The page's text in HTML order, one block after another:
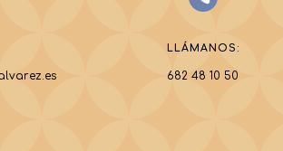
LLÁMANOS:
682 48 10 50